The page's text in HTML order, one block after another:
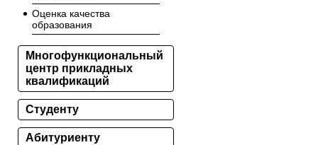
Оценка качества
образования
Многофункциональный
центр прикладных
квалификаций
Студенту
Абитуриенту